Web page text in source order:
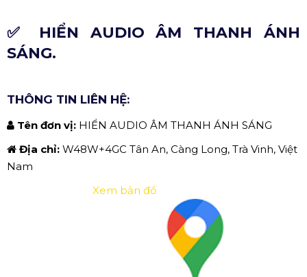
✅ HIỂN AUDIO ÂM THANH ÁNH
SÁNG.
THÔNG TIN LIÊN HỆ:
Tên đơn vị: HIỂN AUDIO ÂM THANH ÁNH SÁNG
Địa chỉ: W48W+4GC Tân An, Càng Long, Trà Vinh, Việt
Nam
Xem bản đồ